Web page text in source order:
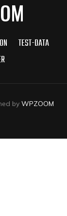
TEST-DATA
by WPZOOM